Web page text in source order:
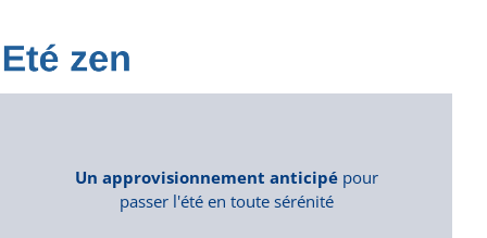
Un approvisionnement anticipépour
passer l'été en toute sérénité